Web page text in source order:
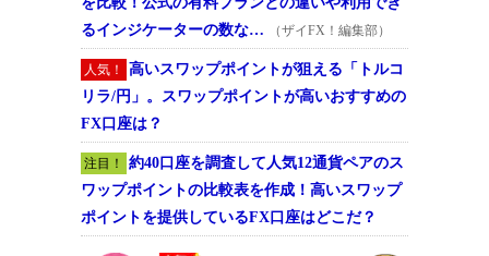
るインジケーターの数な…
（ザイFX！編集部）
人気！
高いスワップポイントが狙える「トルコ
リラ/円」。スワップポイントが高いおすすめの
FX口座は？
注目！
約40口座を調査して人気12通貨ペアのス
ワップポイントの比較表を作成！高いスワップ
ポイントを提供しているFX口座はどこだ？